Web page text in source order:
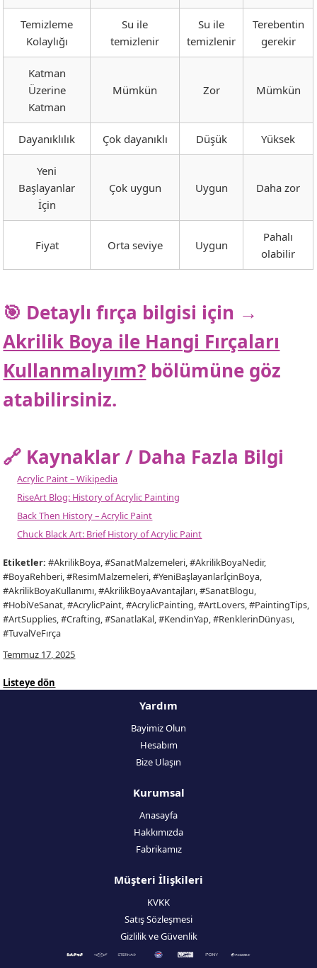
Temizleme
Kolaylığı
Su ile
temizlenir
Su ile
temizlenir
Terebentin
gerekir
Katman
Üzerine
Katman
Mümkün Zor Mümkün
Dayanıklılık Çok dayanıklı Düşük Yüksek
Yeni
Başlayanlar
İçin
Çok uygun Uygun Daha zor
Fiyat Orta seviye Uygun
Pahalı
olabilir
🎯 Detaylı fırça bilgisi için →
Akrilik Boya ile Hangi Fırçaları
Kullanmalıyım? bölümüne göz
atabilirsiniz.
🔗 Kaynaklar / Daha Fazla Bilgi
Acrylic Paint – Wikipedia
RiseArt Blog: History of Acrylic Painting
Back Then History – Acrylic Paint
Chuck Black Art: Brief History of Acrylic Paint
Etiketler: #AkrilikBoya, #SanatMalzemeleri, #AkrilikBoyaNedir,
#BoyaRehberi, #ResimMalzemeleri, #YeniBaşlayanlarİçinBoya,
#AkrilikBoyaKullanımı, #AkrilikBoyaAvantajları, #SanatBlogu,
#HobiVeSanat, #AcrylicPaint, #AcrylicPainting, #ArtLovers, #PaintingTips,
#ArtSupplies, #Crafting, #SanatlaKal, #KendinYap, #RenklerinDünyası,
#TuvalVeFırça
Temmuz 17, 2025
Listeye dön
Yardım
Bayimiz Olun
Hesabım
Bize Ulaşın
Kurumsal
Anasayfa
Hakkımızda
Fabrikamız
Müşteri İlişkileri
KVKK
Satış Sözleşmesi
Gizlilik ve Güvenlik